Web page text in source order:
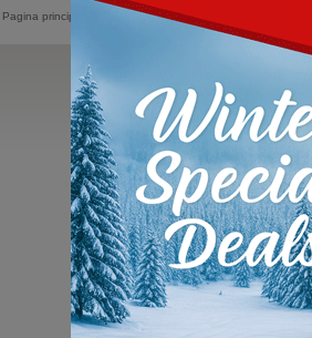
Pagina principale Donna>Sneakers
BnG Real Shoes
La Yeti
Doposci in cavallino